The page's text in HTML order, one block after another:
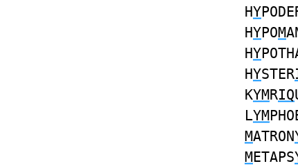
HY
HYPOM
HY
HYSTER
KYMRIQ
LYM
MATRON
METAPS